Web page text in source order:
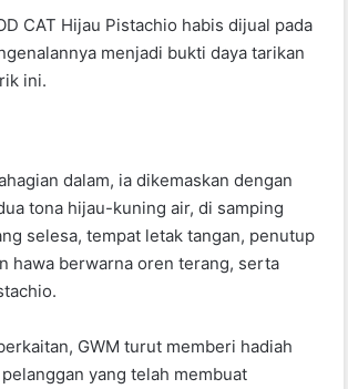
CAT Hijau Pistachio habis dijual pada
menjadi bukti daya tarikan
ini.
dalam, ia dikemaskan dengan
tona hijau-kuning air, di samping
selesa, tempat letak tangan, penutup
hawa berwarna oren terang, serta
GWM turut memberi hadiah
yang telah membuat